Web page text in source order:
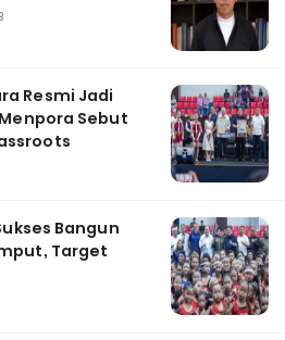
Resmi Jadi
Sebut
Bangun
Target